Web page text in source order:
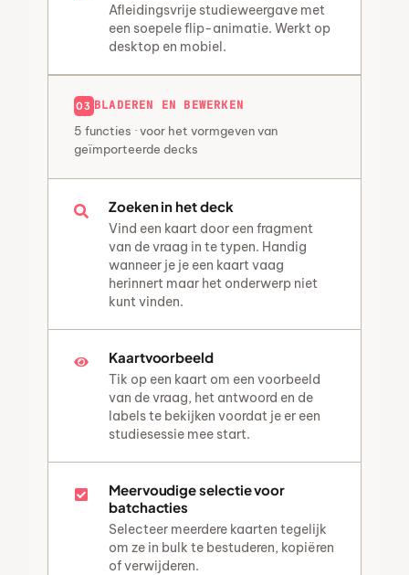
Afleidingsvrije studieweergave met
een soepele flip-animatie. Werkt op
desktop en mobiel.
03 BLADEREN EN BEWERKEN
5 functies · voor het vormgeven van
geïmporteerde decks
Zoeken in het deck
Vind een kaart door een fragment
van de vraag in te typen. Handig
wanneer je je een kaart vaag
herinnert maar het onderwerp niet
kunt vinden.
Kaartvoorbeeld
Tik op een kaart om een voorbeeld
van de vraag, het antwoord en de
labels te bekijken voordat je er een
studiesessie mee start.
Meervoudige selectie voor
batchacties
Selecteer meerdere kaarten tegelijk
om ze in bulk te bestuderen, kopiëren
of verwijderen.